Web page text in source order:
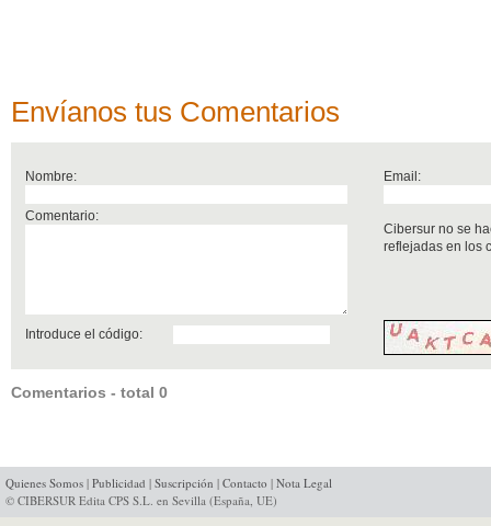
Envíanos tus Comentarios
Nombre: Email:
Comentario:
Cibersur no se
reflejadas en los
Introduce el código:
Comentarios - total 0
Quienes Somos | Publicidad | Suscripción | Contacto | Nota Legal
© CIBERSUR Edita CPS S.L. en Sevilla (España, UE)